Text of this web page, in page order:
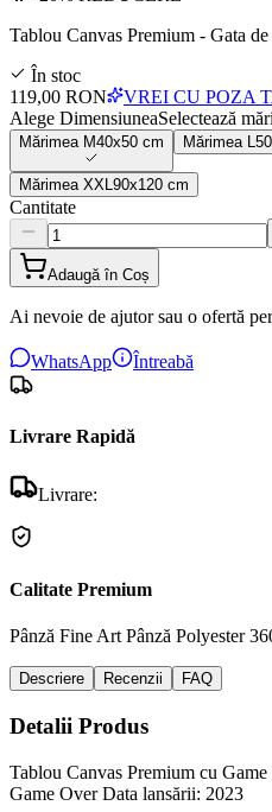
Tablou Canvas Premium - Gata de
În stoc
119,00 RON
VREI CU POZA
Alege DimensiuneaSelectează
Mărimea M40x50 cm Mărimea
Mărimea XXL 90x120 cm
Cantitate
Adaugă în Coș
Ai nevoie de ajutor sau o ofertă
WhatsApp Întreabă
Livrare Rapidă
Livrare:
Calitate Premium
Pânză Fine Art Pânză Polyester
Descriere Recenzii FAQ
Detalii Produs
Tablou Canvas Premium cu
Game Over Data lansării: 2023